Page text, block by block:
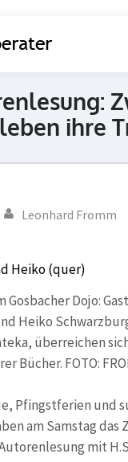
ihre
Leonhard Fromm
Gosbacher Dojo:
Heiko
überreichen
Bücher. FOTO:
Pfingstferien und
am Samstag das
mit